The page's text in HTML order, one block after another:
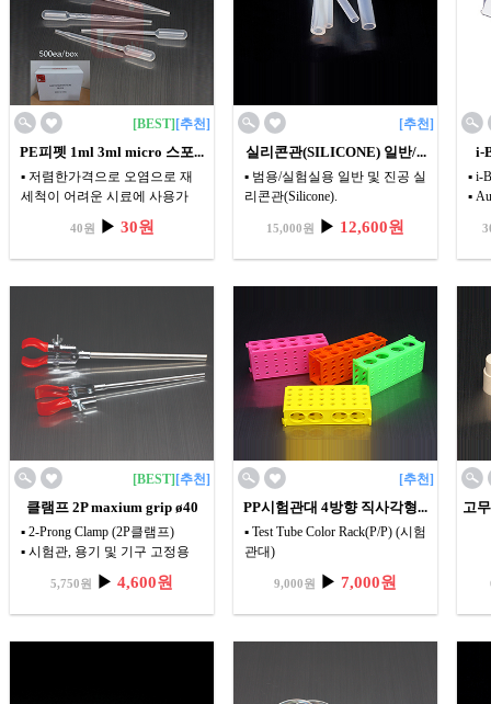
[추천]
[BEST]
PE피펫 1ml 3ml micro 스포...
▪ 저렴한가격으로 오염으로 재
세척이 어려운 시료에 사용가
40원 ▶ 30원
[추천]
실리콘관(SILICONE) 일반/...
▪ 범용/실험실용 일반 및 진공 실
리콘관(Silicone).
15,000원 ▶ 12,600원
i-
▪ i-
▪
▪
[추천]
[BEST]
클램프 2P maxium grip ø40
▪ 2-Prong Clamp (2P클램프)
▪ 시험관, 용기 및 기구 고정용
5,750원 ▶ 4,600원
[추천]
PP시험관대 4방향 직사각형...
▪ Test Tube Color Rack(P/P) (시험
관대)
▪ 5 가지 색상이 있어 실험시 개
별실험관의 구분이 용이함.
9,000원 ▶ 7,000원
고